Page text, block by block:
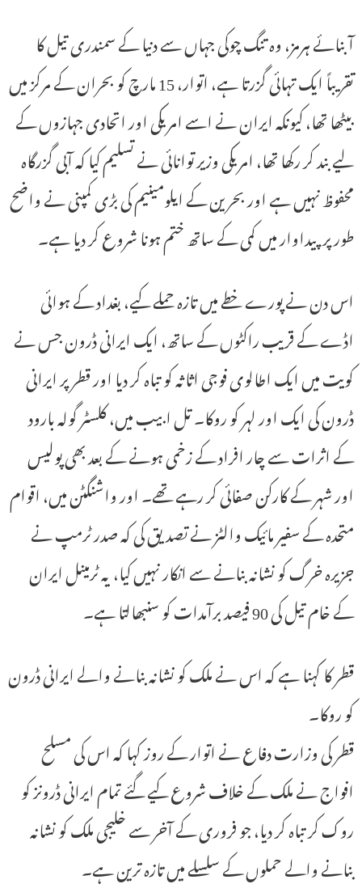
آبنائے ہرمز، وہ تنگ چوکی جہاں سے دنیا کے سمندری تیل کا
تقریباً ایک تہائی گزرتا ہے، اتوار، 15 مارچ کو بحران کے مرکز میں
بیٹھا تھا، کیونکہ ایران نے اسے امریکی اور اتحادی جہازوں کے
لیے بند کر رکھا تھا، امریکی وزیر توانائی نے تسلیم کیا کہ آبی گزرگاہ
محفوظ نہیں ہے اور بحرین کے ایلومینیم کی بڑی کمپنی نے واضح
طور پر پیداوار میں کمی کے ساتھ ختم ہونا شروع کر دیا ہے۔
اس دن نے پورے خطے میں تازہ حملے کیے، بغداد کے ہوائی
اڈے کے قریب راکٹوں کے ساتھ، ایک ایرانی ڈرون جس نے
کویت میں ایک اطالوی فوجی اثاثہ کو تباہ کر دیا اور قطر پر ایرانی
ڈرون کی ایک اور لہر کو روکا۔ تل ابیب میں، کلسٹر گولہ بارود
کے اثرات سے چار افراد کے زخمی ہونے کے بعد بھی پولیس
اور شہر کے کارکن صفائی کر رہے تھے۔ اور واشنگٹن میں، اقوام
متحدہ کے سفیر مائیک والٹز نے تصدیق کی کہ صدر ٹرمپ نے
جزیرہ خرگ کو نشانہ بنانے سے انکار نہیں کیا، یہ ٹرمینل ایران
کے خام تیل کی 90 فیصد برآمدات کو سنبھالتا ہے۔
قطر کا کہنا ہے کہ اس نے ملک کو نشانہ بنانے والے ایرانی ڈرون
کو روکا۔
قطر کی وزارت دفاع نے اتوار کے روز کہا کہ اس کی مسلح
افواج نے ملک کے خلاف شروع کیے گئے تمام ایرانی ڈرونز کو
روک کر تباہ کر دیا، جو فروری کے آخر سے خلیجی ملک کو نشانہ
بنانے والے حملوں کے سلسلے میں تازہ ترین ہے۔